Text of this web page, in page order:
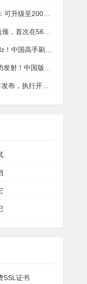
彻底不卡
实现112Gbps无线传输
刷新CPU频率记录
全球组网进入快车道
源与闭源混合策略
SSL证书